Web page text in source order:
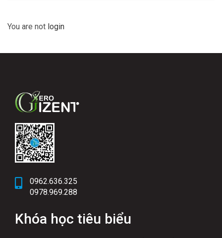
You are not login
0962.636.325
0978.969.288
Khóa học tiêu biểu